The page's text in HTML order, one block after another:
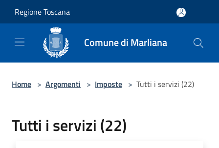
Regione Toscana
Comune di Marliana
Home > Argomenti > Imposte > Tutti i servizi (22)
Tutti i servizi (22)